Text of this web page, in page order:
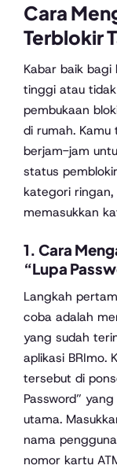
Cara
Terblokir
Kabar baik
tinggi atau
pembukaan
di rumah.
berjam-jam
status
kategori ringan,
memasukkan
1. Cara
“Lupa
Langkah
coba adalah
yang sudah
aplikasi BRImo.
tersebut di
Password”
utama.
nama
nomor kartu